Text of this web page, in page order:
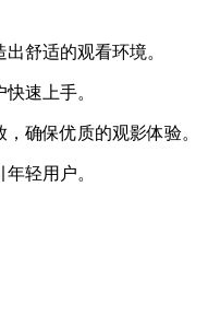
舒适的观看环境。
速上手。
确保优质的观影体验。
轻用户。